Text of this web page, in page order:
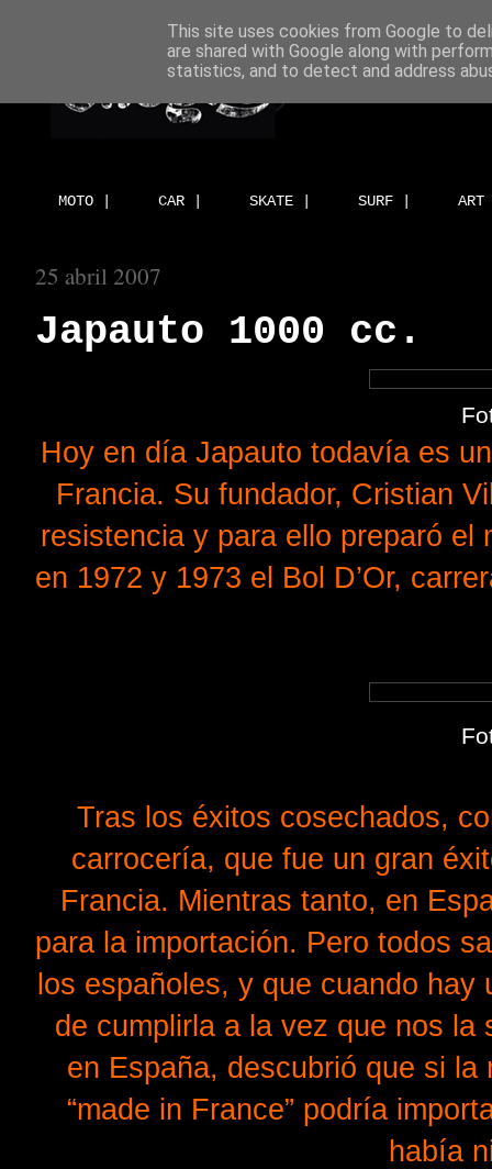
MOTO | CAR | SKATE | SURF |
25 abril 2007
Japauto 1000 cc.
Hoy en día Japauto todavía es
Francia. Su fundador, Cristian
resistencia y para ello preparó el
en 1972 y 1973 el Bol D’Or,
Tras los éxitos cosechados,
carrocería, que fue un gran
Francia. Mientras tanto, en
para la importación. Pero todos
los españoles, y que cuando hay
de cumplirla a la vez que nos
en España, descubrió que si
“made in France” podría
había
This site uses cookies from Google to
are shared with Google along with
statistics, and to detect and address